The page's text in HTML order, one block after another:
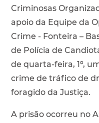
Criminosas
apoio da Equipe da
Crime - Fonteira –
de Polícia de
de quarta-feira, 1º,
crime de tráfico de
foragido da Justiça.
A prisão ocorreu no